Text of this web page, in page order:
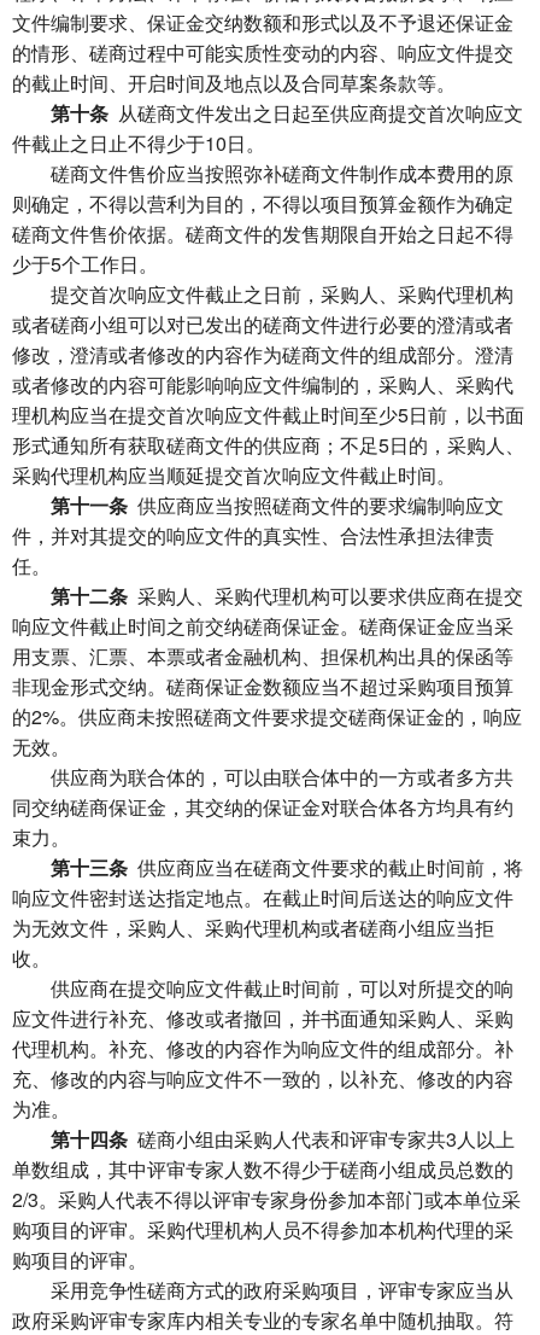
文件编制要求、保证金交纳数额和形式以及不予退还保证金
的情形、磋商过程中可能实质性变动的内容、响应文件提交
的截止时间、开启时间及地点以及合同草案条款等。
第十条 从磋商文件发出之日起至供应商提交首次响应文
件截止之日止不得少于10日。
磋商文件售价应当按照弥补磋商文件制作成本费用的原
则确定，不得以营利为目的，不得以项目预算金额作为确定
磋商文件售价依据。磋商文件的发售期限自开始之日起不得
少于5个工作日。
提交首次响应文件截止之日前，采购人、采购代理机构
或者磋商小组可以对已发出的磋商文件进行必要的澄清或者
修改，澄清或者修改的内容作为磋商文件的组成部分。澄清
或者修改的内容可能影响响应文件编制的，采购人、采购代
理机构应当在提交首次响应文件截止时间至少5日前，以书面
形式通知所有获取磋商文件的供应商；不足5日的，采购人、
采购代理机构应当顺延提交首次响应文件截止时间。
第十一条 供应商应当按照磋商文件的要求编制响应文
件，并对其提交的响应文件的真实性、合法性承担法律责
任。
第十二条 采购人、采购代理机构可以要求供应商在提交
响应文件截止时间之前交纳磋商保证金。磋商保证金应当采
用支票、汇票、本票或者金融机构、担保机构出具的保函等
非现金形式交纳。磋商保证金数额应当不超过采购项目预算
的2%。供应商未按照磋商文件要求提交磋商保证金的，响应
无效。
供应商为联合体的，可以由联合体中的一方或者多方共
同交纳磋商保证金，其交纳的保证金对联合体各方均具有约
束力。
第十三条 供应商应当在磋商文件要求的截止时间前，将
响应文件密封送达指定地点。在截止时间后送达的响应文件
为无效文件，采购人、采购代理机构或者磋商小组应当拒
收。
供应商在提交响应文件截止时间前，可以对所提交的响
应文件进行补充、修改或者撤回，并书面通知采购人、采购
代理机构。补充、修改的内容作为响应文件的组成部分。补
充、修改的内容与响应文件不一致的，以补充、修改的内容
为准。
第十四条 磋商小组由采购人代表和评审专家共3人以上
单数组成，其中评审专家人数不得少于磋商小组成员总数的
2/3。采购人代表不得以评审专家身份参加本部门或本单位采
购项目的评审。采购代理机构人员不得参加本机构代理的采
购项目的评审。
采用竞争性磋商方式的政府采购项目，评审专家应当从
政府采购评审专家库内相关专业的专家名单中随机抽取。符